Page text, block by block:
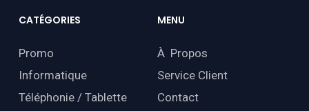
CATÉGORIES
Promo
Informatique
Téléphonie / Tablette
MENU
À Propos
Service Client
Contact